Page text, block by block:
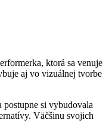
ktorá sa venuje
aj vo vizuálnej tvorbe
postupne si vybudovala
Väčšinu svojich